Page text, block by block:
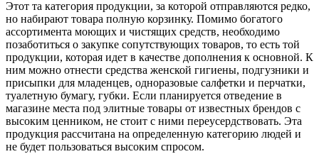
Этот та категория продукции, за которой отправляются редко,
но набирают товара полную корзинку. Помимо богатого
ассортимента моющих и чистящих средств, необходимо
позаботиться о закупке сопутствующих товаров, то есть той
продукции, которая идет в качестве дополнения к основной. К
ним можно отнести средства женской гигиены, подгузники и
присыпки для младенцев, одноразовые салфетки и перчатки,
туалетную бумагу, губки. Если планируется отведение в
магазине места под элитные товары от известных брендов с
высоким ценником, не стоит с ними переусердствовать. Эта
продукция рассчитана на определенную категорию людей и
не будет пользоваться высоким спросом.